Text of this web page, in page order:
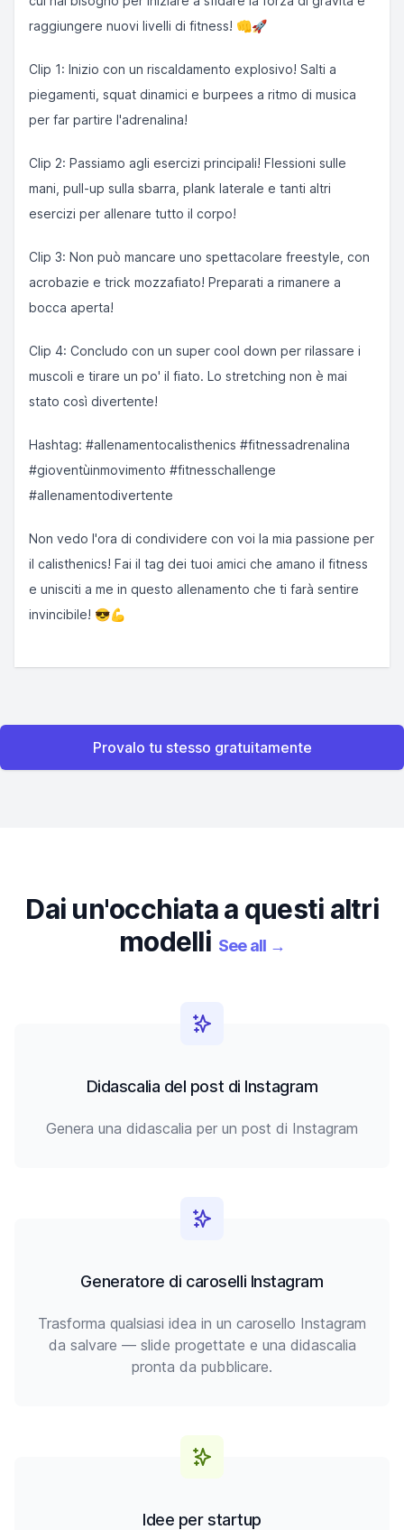
raggiungere nuovi livelli di fitness! 👊🚀
Clip 1: Inizio con un riscaldamento explosivo! Salti a
piegamenti, squat dinamici e burpees a ritmo di musica
per far partire l'adrenalina!
Clip 2: Passiamo agli esercizi principali! Flessioni sulle
mani, pull-up sulla sbarra, plank laterale e tanti altri
esercizi per allenare tutto il corpo!
Clip 3: Non può mancare uno spettacolare freestyle, con
acrobazie e trick mozzafiato! Preparati a rimanere a
bocca aperta!
Clip 4: Concludo con un super cool down per rilassare i
muscoli e tirare un po' il fiato. Lo stretching non è mai
stato così divertente!
Hashtag: #allenamentocalisthenics #fitnessadrenalina
#gioventùinmovimento #fitnesschallenge
#allenamentodivertente
Non vedo l'ora di condividere con voi la mia passione per
il calisthenics! Fai il tag dei tuoi amici che amano il fitness
e unisciti a me in questo allenamento che ti farà sentire
invincibile! 😎💪
Provalo tu stesso gratuitamente
Dai un'occhiata a questi altri
modelli See all →
Didascalia del post di Instagram
Genera una didascalia per un post di Instagram
Generatore di caroselli Instagram
Trasforma qualsiasi idea in un carosello Instagram
da salvare — slide progettate e una didascalia
pronta da pubblicare.
Idee per startup